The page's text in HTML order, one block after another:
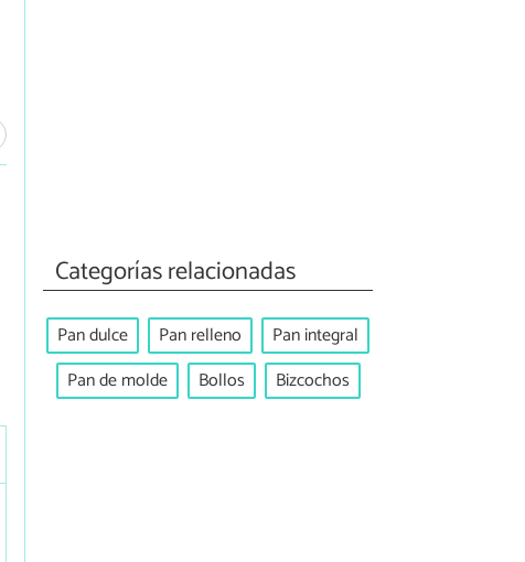
Categorías relacionadas
Pan dulce Pan relleno
Pan integral
Pan de molde
Bollos Bizcochos